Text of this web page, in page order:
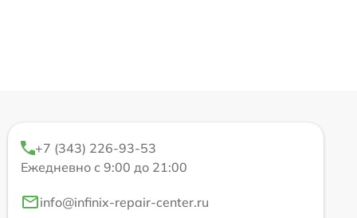
+7 (343) 226-93-53
Ежедневно с 9:00 до 21:00
info@infinix-repair-center.ru